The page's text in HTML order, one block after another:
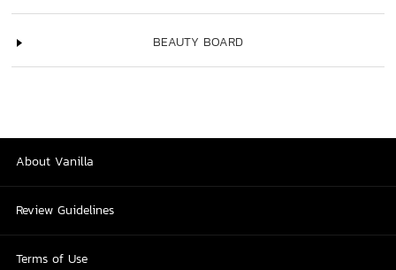
BEAUTY BOARD
About Vanilla
Review Guidelines
Terms of Use